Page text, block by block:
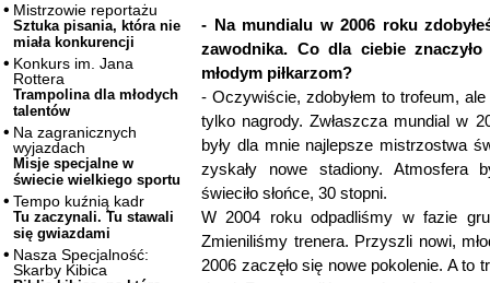
Mistrzowie reportażu
Sztuka pisania, która nie
miała konkurencji
Konkurs im. Jana
Rottera
Trampolina dla młodych
talentów
Na zagranicznych
wyjazdach
Misje specjalne w
świecie wielkiego sportu
Tempo kuźnią kadr
Tu zaczynali. Tu stawali
się gwiazdami
Nasza Specjalność:
Skarby Kibica
- Na mundialu w 2006 roku
zawodnika. Co dla ciebie
młodym piłkarzom?
- Oczywiście, zdobyłem to trofeum,
tylko nagrody. Zwłaszcza mundial w
były dla mnie najlepsze mistrzostwa
zyskały nowe stadiony. Atmosfera
świeciło słońce, 30 stopni.
W 2004 roku odpadliśmy w fazie
Zmieniliśmy trenera. Przyszli nowi,
2006 zaczęło się nowe pokolenie. A to